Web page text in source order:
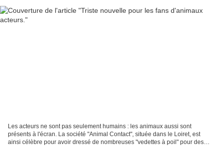
Les acteurs ne sont pas seulement humains : les animaux aussi sont
présents à l'écran. La société "Animal Contact", située dans le Loiret, est
ainsi célèbre pour avoir dressé de nombreuses "vedettes à poil" pour des